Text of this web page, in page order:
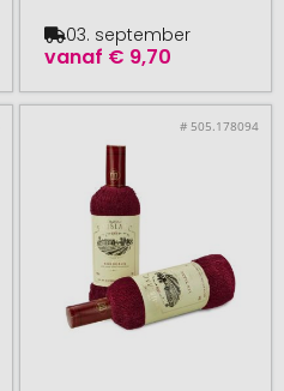
vanaf € 9,70
03. september
# 505.178094